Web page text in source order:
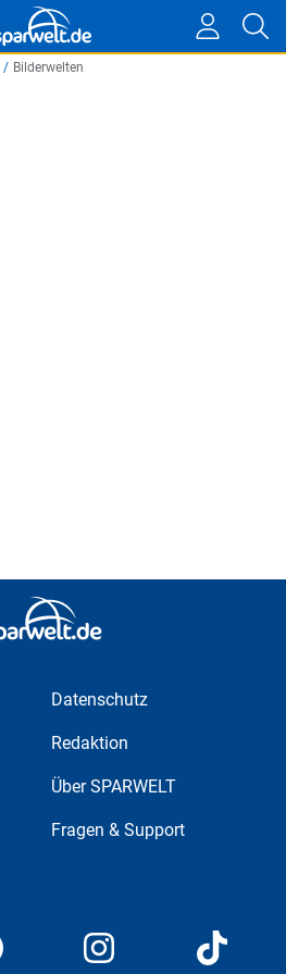
/ Bilderwelten
Datenschutz
Redaktion
Über SPARWELT
Fragen & Support